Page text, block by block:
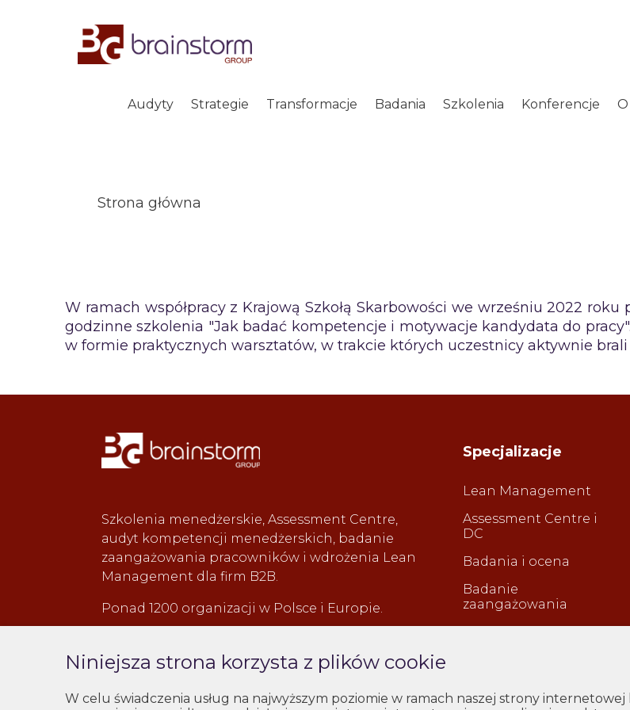
Audyty Strategie Transformacje Badania Szkolenia Konferencje O
Strona główna
W ramach współpracy z Krajową Szkołą Skarbowości we wrześniu 2022
godzinne szkolenia "Jak badać kompetencje i motywacje kandydata do
w formie praktycznych warsztatów, w trakcie których uczestnicy aktywnie brali
Szkolenia menedżerskie, Assessment Centre,
audyt kompetencji menedżerskich, badanie
zaangażowania pracowników i wdrożenia Lean
Management dla firm B2B.
Ponad 1200 organizacji w Polsce i Europie.
Specjalizacje
Lean Management
Assessment Centre i
DC
Badania i ocena
Badanie
zaangażowania
Transformacje
Niniejsza strona korzysta z plików cookie
W celu świadczenia usług na najwyższym poziomie w ramach naszej strony